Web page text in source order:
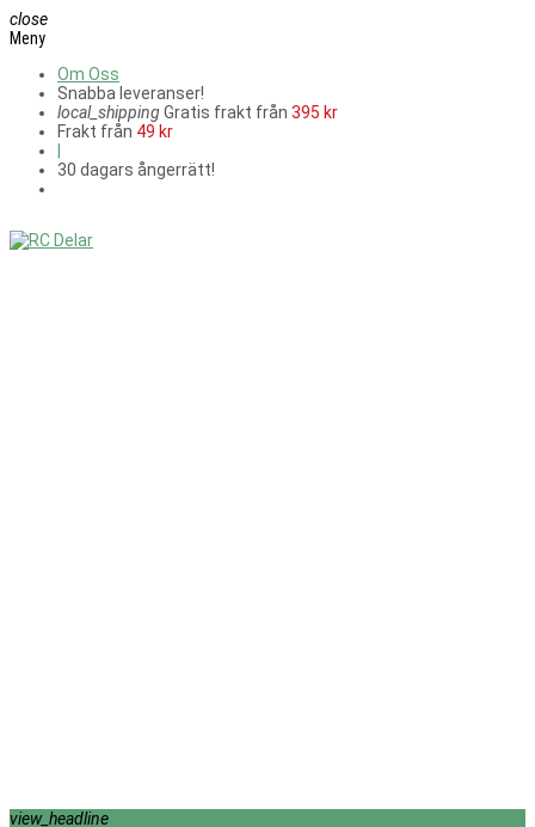
close
Meny
Om Oss
Snabba leveranser!
local_shippingGratis frakt från 395 kr
Frakt från 49 kr
30 dagars ångerrätt!
view_headline